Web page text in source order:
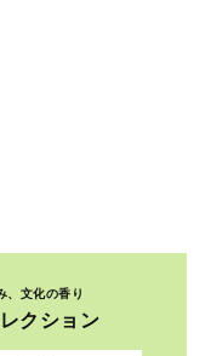
、文化の香り
クション